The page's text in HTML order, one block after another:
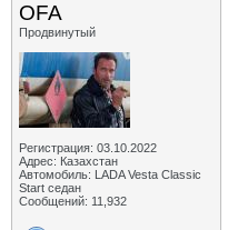
OFA
Продвинутый
Регистрация: 03.10.2022
Адрес: Казахстан
Автомобиль: LADA Vesta Classic
Start седан
Сообщений: 11,932